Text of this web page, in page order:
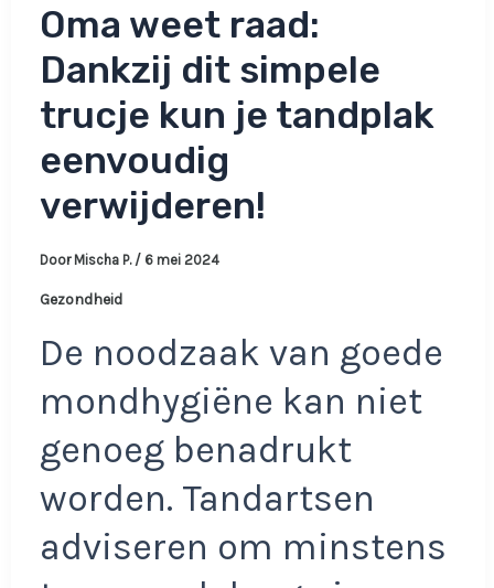
Oma weet raad:
Dankzij dit simpele
trucje kun je tandplak
eenvoudig
verwijderen!
Door Mischa P. / 6 mei 2024
Gezondheid
De noodzaak van goede
mondhygiëne kan niet
genoeg benadrukt
worden. Tandartsen
adviseren om minstens